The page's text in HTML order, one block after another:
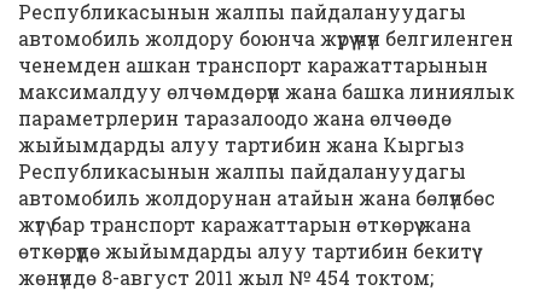
Республикасынын жалпы пайдалануудагы
автомобиль жолдору боюнча жүрүү үчүн белгиленген
ченемден ашкан транспорт каражаттарынын
максималдуу өлчөмдөрүн жана башка линиялык
параметрлерин таразалоодо жана өлчөөдө
жыйымдарды алуу тартибин жана Кыргыз
Республикасынын жалпы пайдалануудагы
автомобиль жолдорунан атайын жана бөлүнбөс
жүгү бар транспорт каражаттарын өткөрүү жана
өткөрүүдө жыйымдарды алуу тартибин бекитүү
жөнүндө 8-август 2011 жыл № 454 токтом;